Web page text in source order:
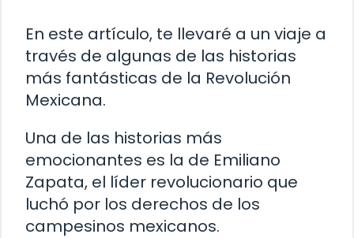
En este artículo, te llevaré a un viaje a
través de algunas de las historias
más fantásticas de la Revolución
Mexicana.
Una de las historias más
emocionantes es la de Emiliano
Zapata, el líder revolucionario que
luchó por los derechos de los
campesinos mexicanos.